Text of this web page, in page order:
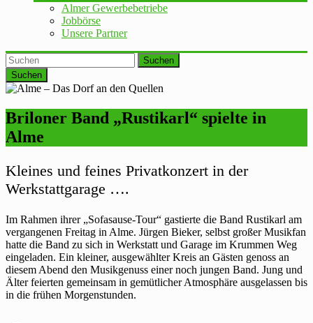
Almer Gewerbebetriebe
Jobbörse
Unsere Partner
Suchen
Briloner Band „Rustikarl“ spielte in
Alme
Kleines und feines Privatkonzert in der
Werkstattgarage ….
Im Rahmen ihrer „Sofasause-Tour“ gastierte die Band Rustikarl am
vergangenen Freitag in Alme. Jürgen Bieker, selbst großer Musikfan
hatte die Band zu sich in Werkstatt und Garage im Krummen Weg
eingeladen. Ein kleiner, ausgewählter Kreis an Gästen genoss an
diesem Abend den Musikgenuss einer noch jungen Band. Jung und
Älter feierten gemeinsam in gemütlicher Atmosphäre ausgelassen bis
in die frühen Morgenstunden.